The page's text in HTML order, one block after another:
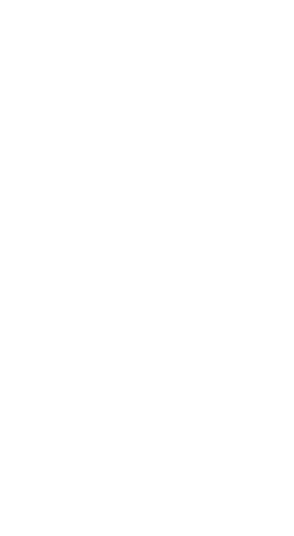
a magasabb emeleteken helyezkednek el
tengerre nézők
nézők
tájra nézők
kanapéval, tengerre nézők
helyezkednek el, külön nappali, tengerre nézők
a földszinten helyezkednek el, külön hálószoba, kertre nézők
kilátással az öbölre, tengerre nézők
fő részére, tágasabbak, tengerre nézők
és törölközőkkel)